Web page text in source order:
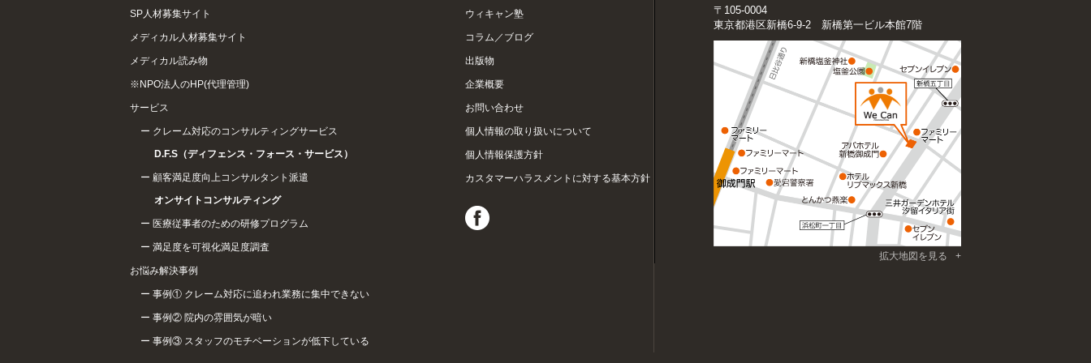
SP人材募集サイト
メディカル人材募集サイト
メディカル読み物
※NPO法人のHP(代理管理)
サービス
クレーム対応のコンサルティングサービス
D.F.S（ディフェンス・フォース・サービス）
顧客満足度向上コンサルタント派遣
オンサイトコンサルティング
医療従事者のための研修プログラム
満足度を可視化満足度調査
お悩み解決事例
事例① クレーム対応に追われ業務に集中できない
事例② 院内の雰囲気が暗い
事例③ スタッフのモチベーションが低下している
ウィキャン塾
コラム／ブログ
出版物
企業概要
お問い合わせ
個人情報の取り扱いについて
個人情報保護方針
カスタマーハラスメントに対する基本方針
〒105-0004
東京都港区新橋6-9-2 新橋第一ビル本館7階
拡大地図を見る